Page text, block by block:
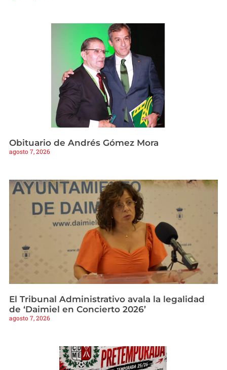
Obituario de Andrés Gómez Mora
agosto 7, 2026
El Tribunal Administrativo avala la legalidad
de ‘Daimiel en Concierto 2026’
agosto 7, 2026